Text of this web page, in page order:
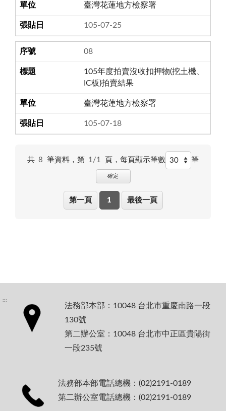
臺灣花蓮地方檢察署
105-07-25
08
105年度拍賣沒收扣押物(挖土機、
IC板)拍賣結果
臺灣花蓮地方檢察署
105-07-18
共 8 筆資料，第 1/1 頁， 每頁顯示筆數 筆
確定
第一頁 1 最後一頁
:::
法務部本部：10048 台北市重慶南路一段
130號
第二辦公室：10048 台北市中正區貴陽街
一段235號
法務部本部電話總機：(02)2191-0189
第二辦公室電話總機：(02)2191-0189